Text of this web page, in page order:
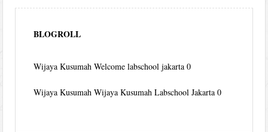
BLOGROLL
Wijaya Kusumah Welcome labschool jakarta 0
Wijaya Kusumah Wijaya Kusumah Labschool Jakarta 0